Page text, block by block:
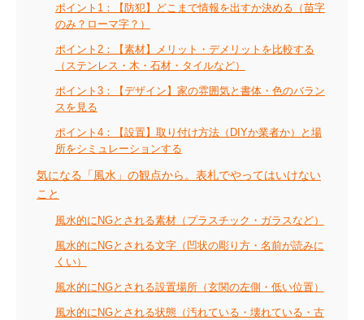
ポイント1：【防犯】どこまで情報を出すか決める（苗字
のみ？ローマ字？）
ポイント2：【素材】メリット・デメリットを比較する
（ステンレス・木・石材・タイルなど）
ポイント3：【デザイン】家の雰囲気と書体・色のバラン
スを見る
ポイント4：【設置】取り付け方法（DIYか業者か）と場
所をシミュレーションする
気になる「風水」の観点から。表札でやってはいけない
こと
風水的にNGとされる素材（プラスチック・ガラスなど）
風水的にNGとされる文字（凹状の彫り方・名前が読みに
くい）
風水的にNGとされる設置場所（玄関の左側・低い位置）
風水的にNGとされる状態（汚れている・壊れている・古